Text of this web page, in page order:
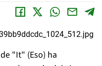
"It" (Eso) ha